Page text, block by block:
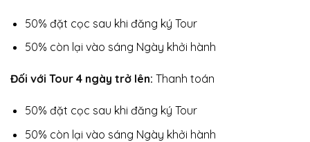
50% đặt cọc sau khi đăng ký Tour
50% còn lại vào sáng Ngày khởi hành
Đối với Tour 4 ngày trở lên: Thanh toán
50% đặt cọc sau khi đăng ký Tour
50% còn lại vào sáng Ngày khởi hành